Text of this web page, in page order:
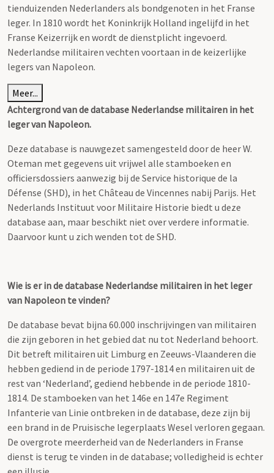
tienduizenden Nederlanders als bondgenoten in het Franse
leger. In 1810 wordt het Koninkrijk Holland ingelijfd in het
Franse Keizerrijk en wordt de dienstplicht ingevoerd.
Nederlandse militairen vechten voortaan in de keizerlijke
legers van Napoleon.
Meer...
Achtergrond van de database Nederlandse militairen in het
leger van Napoleon.
Deze database is nauwgezet samengesteld door de heer W.
Oteman met gegevens uit vrijwel alle stamboeken en
officiersdossiers aanwezig bij de Service historique de la
Défense (SHD), in het Château de Vincennes nabij Parijs. Het
Nederlands Instituut voor Militaire Historie biedt u deze
database aan, maar beschikt niet over verdere informatie.
Daarvoor kunt u zich wenden tot de SHD.
Wie is er in de database Nederlandse militairen in het leger
van Napoleon te vinden?
De database bevat bijna 60.000 inschrijvingen van militairen
die zijn geboren in het gebied dat nu tot Nederland behoort.
Dit betreft militairen uit Limburg en Zeeuws-Vlaanderen die
hebben gediend in de periode 1797-1814 en militairen uit de
rest van ‘Nederland’, gediend hebbende in de periode 1810-
1814. De stamboeken van het 146e en 147e Regiment
Infanterie van Linie ontbreken in de database, deze zijn bij
een brand in de Pruisische legerplaats Wesel verloren gegaan.
De overgrote meerderheid van de Nederlanders in Franse
dienst is terug te vinden in de database; volledigheid is echter